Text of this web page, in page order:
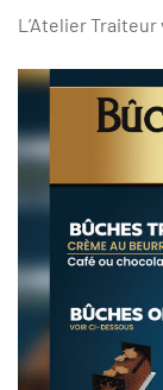
L’Atelier